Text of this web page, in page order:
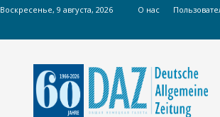
Воскресенье, 9 августа, 2026 О нас
Russian
DAZ